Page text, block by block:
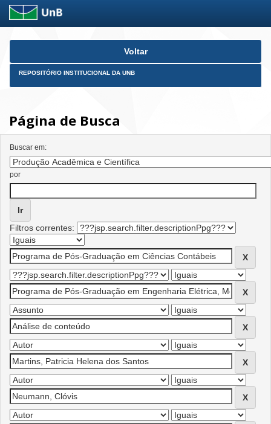
Skip
Voltar
REPOSITÓRIO INSTITUCIONAL DA UNB
Página de Busca
Buscar em:
por
Filtros correntes: